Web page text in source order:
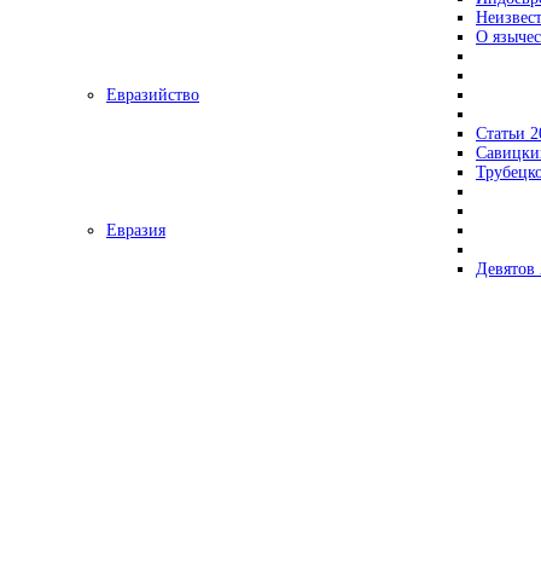
О
Евразийство
Статьи
Евразия